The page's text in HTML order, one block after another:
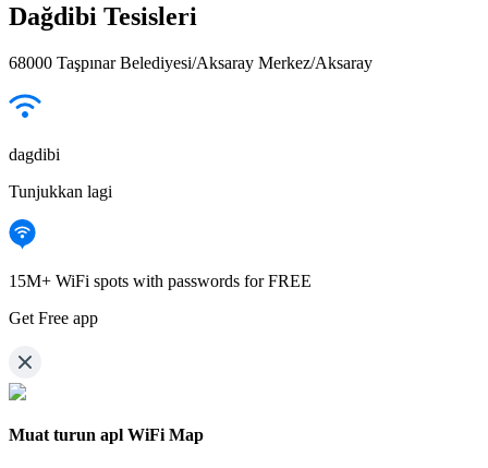
Dağdibi Tesisleri
68000 Taşpınar Belediyesi/Aksaray Merkez/Aksaray
dagdibi
Tunjukkan lagi
15M+ WiFi spots with passwords for FREE
Get Free app
Muat turun apl WiFi Map